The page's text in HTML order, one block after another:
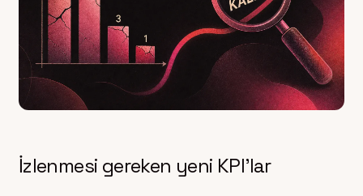
İzlenmesi gereken yeni KPI’lar